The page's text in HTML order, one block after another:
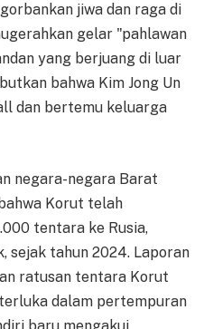
jiwa dan raga di
gelar "pahlawan
yang berjuang di luar
bahwa Kim Jong Un
dan bertemu keluarga
negara-negara Barat
Korut telah
tentara ke Rusia,
sejak tahun 2024. Laporan
ratusan tentara Korut
dalam pertempuran